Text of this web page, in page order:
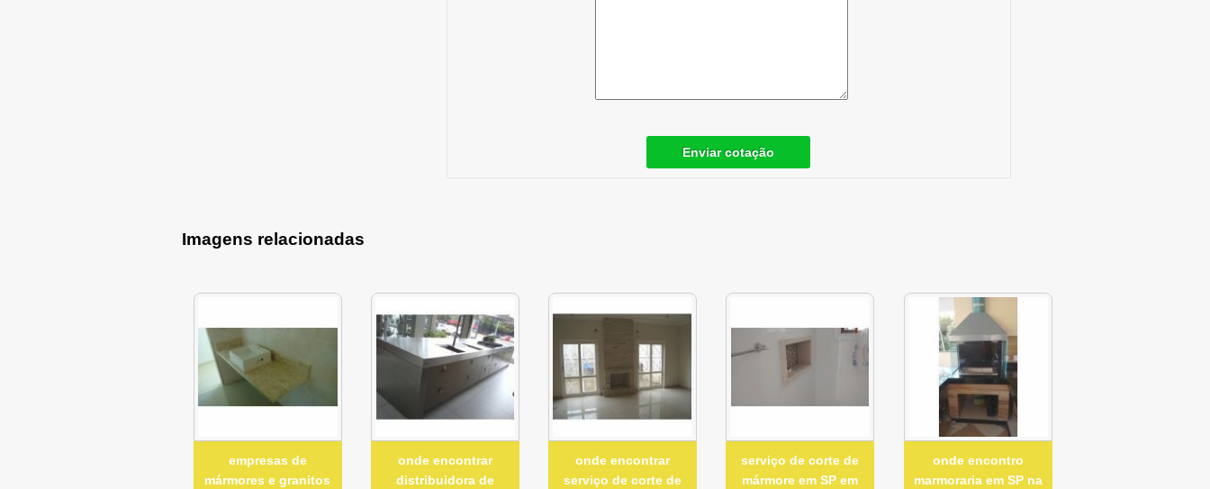
Enviar cotação
Imagens relacionadas
empresas de
mármores e granitos
onde encontrar
distribuidora de
onde encontrar
serviço de corte de
serviço de corte de
mármore em SP em
onde encontro
marmoraria em SP na